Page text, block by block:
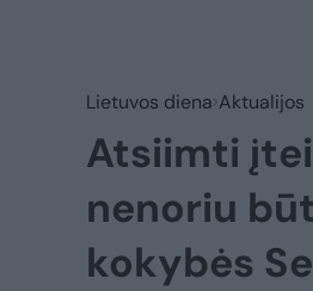
Lietuvos diena Aktualijos
Atsiimti
nenoriu
kokybės